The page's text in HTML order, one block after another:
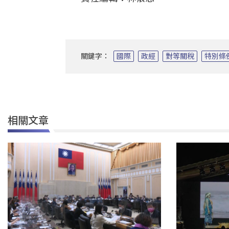
關鍵字： 國際 政經 對等關稅 特別條
相關文章